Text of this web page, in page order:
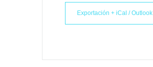
Exportación + iCal / Outlook